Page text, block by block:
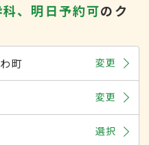
、明日予約可のク
町 変更
変更
選択